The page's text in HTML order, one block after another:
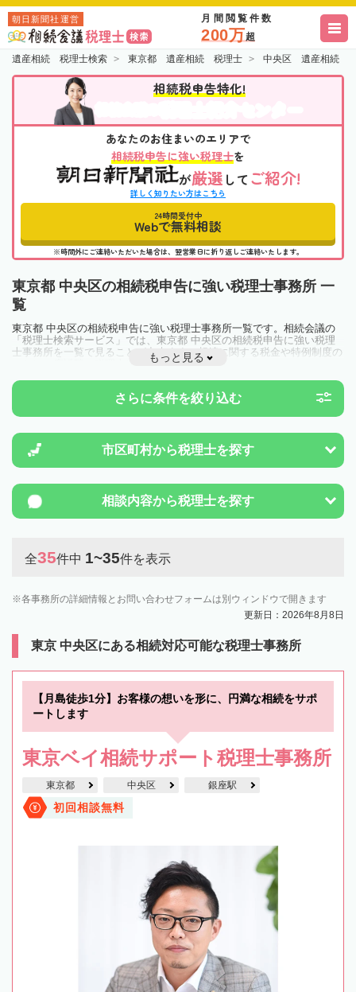
朝日新聞社運営 月間閲覧件数
200万超
遺産相続 税理士検索 東京都 遺産相続 税理士 中央区 遺産相続
相続税申告特化!
あなたのお住まいのエリアで
相続税申告に強い税理士を
が厳選 して ご紹介!
詳しく知りたい方はこちら
24時間受付中
Webで無料相談
※時間外にご連絡いただいた場合は、翌営業日に折り返しご連絡いたします。
東京都 中央区の相続税申告に強い税理士事務所 一
覧
東京都 中央区の相続税申告に強い税理士事務所一覧です。相続会議の
「税理士検索サービス」では、東京都 中央区の相続税申告に強い税理
士事務所を一覧で見ることが出来ます。相続に関する税金や特例制度の
ことは一度近隣の税理士に相談してみましょう。
もっと見る
さらに条件を絞り込む
市区町村から税理士を探す
相談内容から税理士を探す
全35件中 1~35件を表示
各事務所の詳細情報とお問い合わせフォームは別ウィンドウで開きます
更新日：2026年8月8日
東京 中央区にある相続対応可能な税理士事務所
【月島徒歩1分】お客様の想いを形に、円満な相続をサポ
ートします
東京ベイ相続サポート税理士事務所
東京都 中央区 銀座駅
初回相談無料